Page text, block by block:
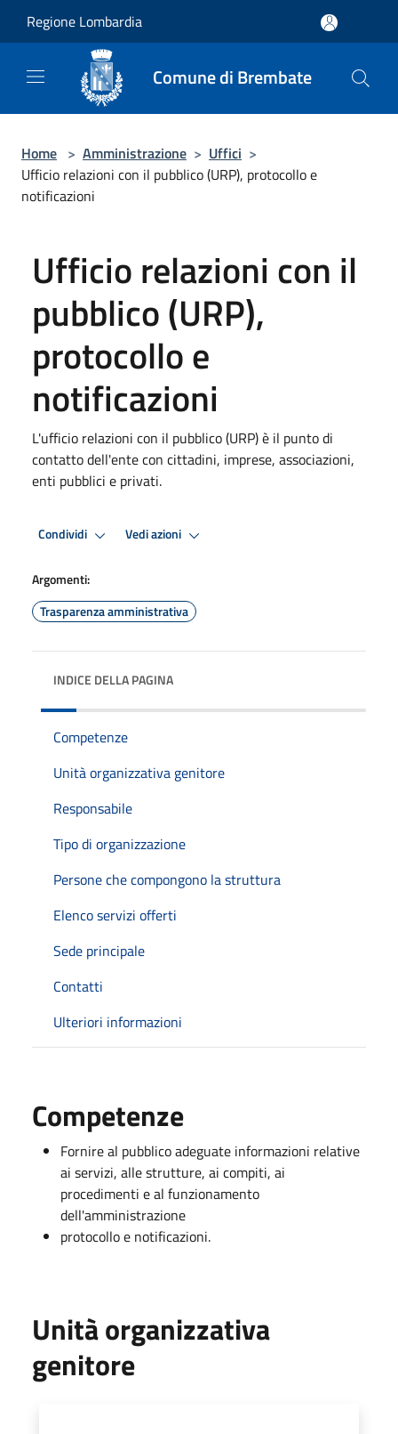
Regione Lombardia
Comune di Brembate
Home > Amministrazione > Uffici >
Ufficio relazioni con il pubblico (URP), protocollo e
notificazioni
Ufficio relazioni con il
pubblico (URP),
protocollo e
notificazioni
L'ufficio relazioni con il pubblico (URP) è il punto di
contatto dell'ente con cittadini, imprese, associazioni,
enti pubblici e privati.
Condividi Vedi azioni
Argomenti:
Trasparenza amministrativa
INDICE DELLA PAGINA
Competenze
Unità organizzativa genitore
Responsabile
Tipo di organizzazione
Persone che compongono la struttura
Elenco servizi offerti
Sede principale
Contatti
Ulteriori informazioni
Competenze
Fornire al pubblico adeguate informazioni relative
ai servizi, alle strutture, ai compiti, ai
procedimenti e al funzionamento
dell'amministrazione
protocollo e notificazioni.
Unità organizzativa
genitore